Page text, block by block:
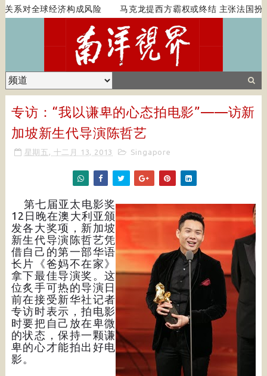
系对全球经济构成风险 马克龙提西方霸权或终结 主张法国扮演
专访：“我以谦卑的心态拍电影”——访新
加坡新生代导演陈哲艺
星期五, 十二月 13, 2013 Singapore
第七届亚太电影奖
12日晚在澳大利亚颁
发各大奖项，新加坡
新生代导演陈哲艺凭
借自己的第一部华语
长片《爸妈不在家》
拿下最佳导演奖。这
位炙手可热的导演日
前在接受新华社记者
专访时表示，拍电影
时要把自己放在卑微
的状态，保持一颗谦
卑的心才能拍出好电
影。